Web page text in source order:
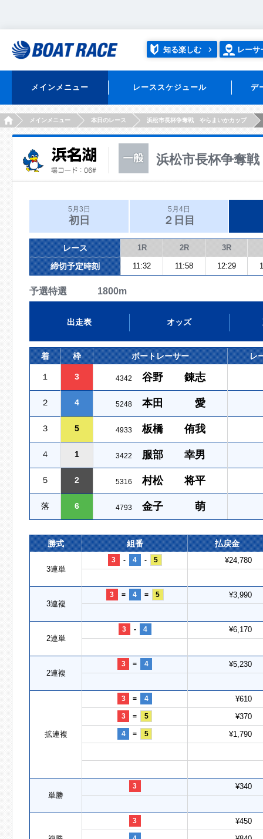
知る楽しむ レーサ
メインメニュー レーススケジュール デ
HOMEメインメニュー 本日のレース 浜松市長杯争奪戦 やらまいかカップ
浜松市長杯争奪
5月3日
初日
5月4日
２日目
レース 1R 2R 3R
締切予定時刻 11:32 11:58 12:29
予選特選 1800m
出走表 オッズ
着 枠 ボートレーサー レ
１ 3 4342 谷野 錬志
２ 4 5248 本田 愛
３ 5 4933 板橋 侑我
４ 1 3422 服部 幸男
５ 2 5316 村松 将平
落 6 4793 金子 萌
勝式 組番 払戻金
3連単
3 - 4 - 5 ¥24,780
3連複
3 = 4 = 5 ¥3,990
2連単
3 - 4 ¥6,170
2連複
3 = 4 ¥5,230
拡連複
3 = 4 ¥610
3 = 5 ¥370
4 = 5 ¥1,790
単勝
3 ¥340
3 ¥450